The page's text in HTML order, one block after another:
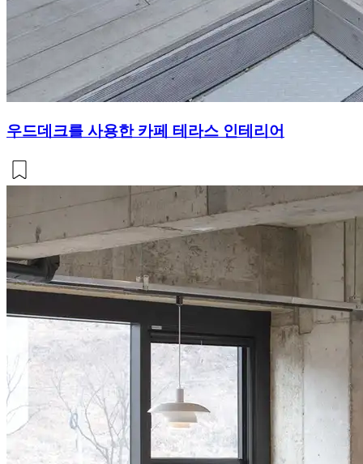
우드데크를 사용한 카페 테라스 인테리어